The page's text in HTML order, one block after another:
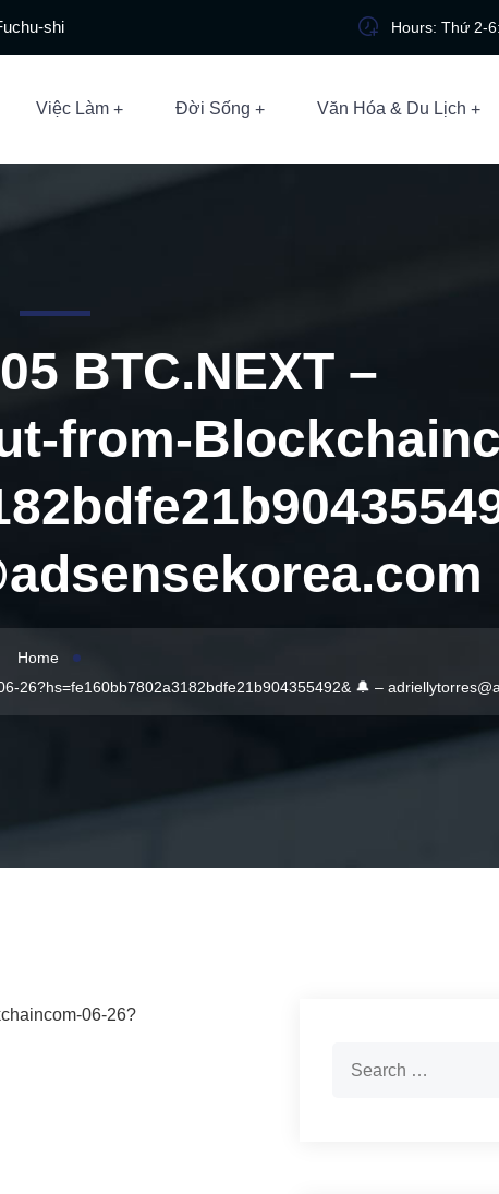
shi Hours: Thứ 2-
Việc Làm Đời Sống Văn Hóa & Du Lịch
BTC.NEXT –
from-
Home
26?hs=fe160bb7802a3182bdfe21b904355492& 🔔 –
06-26?